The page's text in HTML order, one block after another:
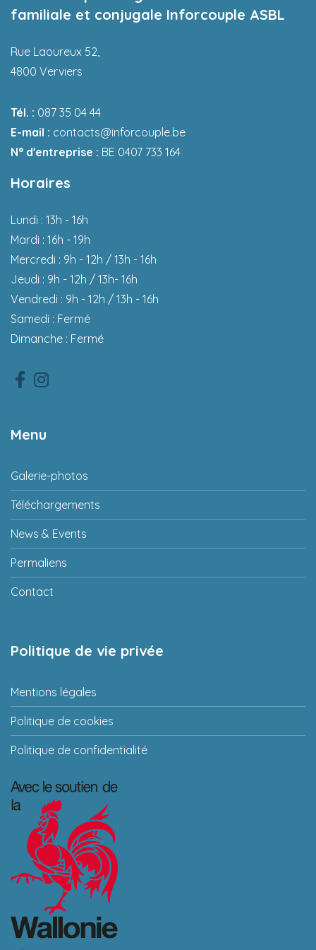
familiale et conjugale Inforcouple ASBL
Rue Laoureux 52,
4800 Verviers
Tél. : 087 35 04 44
E-mail : contacts@inforcouple.be
N° d'entreprise : BE 0407 733 164
Horaires
Lundi : 13h - 16h
Mardi : 16h - 19h
Mercredi : 9h - 12h / 13h - 16h
Jeudi : 9h - 12h / 13h- 16h
Vendredi : 9h - 12h / 13h - 16h
Samedi : Fermé
Dimanche : Fermé
Facebook
Instagram
Menu
Galerie-photos
Téléchargements
News & Events
Permaliens
Contact
Politique de vie privée
Mentions légales
Politique de cookies
Politique de confidentialité